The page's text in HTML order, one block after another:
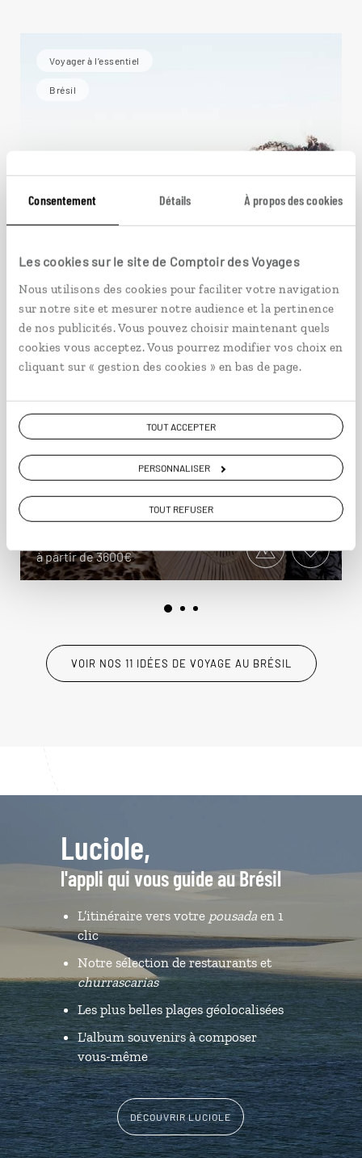
Consentement Détails À propos des cookies
Les cookies sur le site de Comptoir des Voyages
Nous utilisons des cookies pour faciliter votre navigation
sur notre site et mesurer notre audience et la pertinence
de nos publicités. Vous pouvez choisir maintenant quels
cookies vous acceptez. Vous pourrez modifier vos choix en
cliquant sur « gestion des cookies » en bas de page.
TOUT ACCEPTER
PERSONNALISER
TOUT REFUSER
Voyager à l’essentiel
Brésil
Trio brasileiro
Circuit découverte des incontournables brésiliens
: Rio, Iguaçu, Bahia.
à partir de 3600€
VOIR NOS 11 IDÉES DE VOYAGE AU BRÉSIL
Luciole,
l'appli qui vous guide au Brésil
L’itinéraire vers votre pousada en 1
clic
Notre sélection de restaurants et
churrascarias
Les plus belles plages géolocalisées
L'album souvenirs à composer
vous-même
DÉCOUVRIR LUCIOLE